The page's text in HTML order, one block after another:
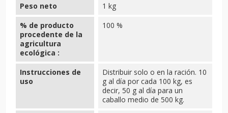
Peso neto
1 kg
% de producto
procedente de la
agricultura
ecológica :
100 %
Instrucciones de
uso
Distribuir solo o en la ración. 10
g al día por cada 100 kg, es
decir, 50 g al día para un
caballo medio de 500 kg.